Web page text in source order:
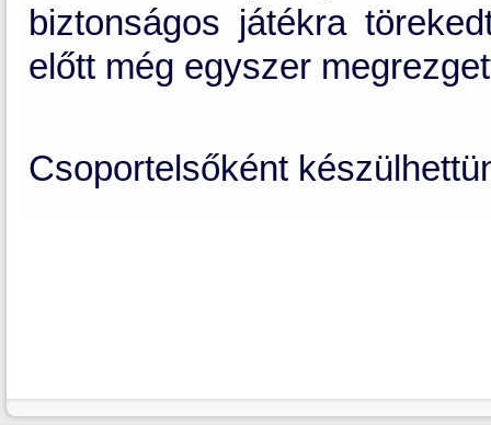
biztonságos játékra
előtt még egyszer
Csoportelsőként